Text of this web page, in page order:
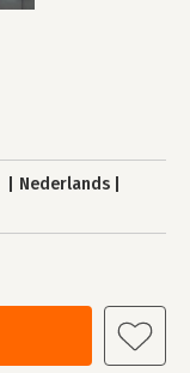
Nederlands